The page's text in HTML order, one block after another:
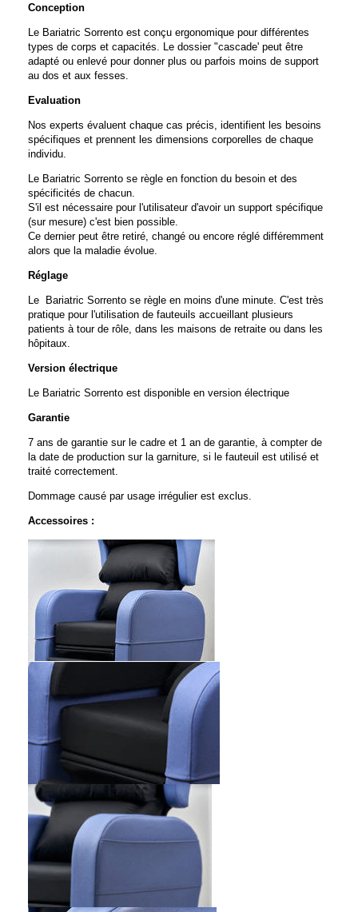
Conception
Le Bariatric Sorrento est conçu ergonomique pour différentes
types de corps et capacités. Le dossier "cascade' peut être
adapté ou enlevé pour donner plus ou parfois moins de support
au dos et aux fesses.
Evaluation
Nos experts évaluent chaque cas précis, identifient les besoins
spécifiques et prennent les dimensions corporelles de chaque
individu.
Le Bariatric Sorrento se règle en fonction du besoin et des
spécificités de chacun.
S'il est nécessaire pour l'utilisateur d'avoir un support spécifique
(sur mesure) c'est bien possible.
Ce dernier peut être retiré, changé ou encore réglé différemment
alors que la maladie évolue.
Réglage
Le Bariatric Sorrento se règle en moins d'une minute. C'est très
pratique pour l'utilisation de fauteuils accueillant plusieurs
patients à tour de rôle, dans les maisons de retraite ou dans les
hôpitaux.
Version électrique
Le Bariatric Sorrento est disponible en version électrique
Garantie
7 ans de garantie sur le cadre et 1 an de garantie, à compter de
la date de production sur la garniture, si le fauteuil est utilisé et
traité correctement.
Dommage causé par usage irrégulier est exclus.
Accessoires :